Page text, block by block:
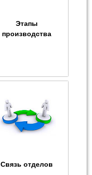
Этапы
производства
Связь отделов